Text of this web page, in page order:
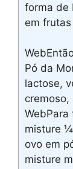
forma de
em frutas
Pó da
lactose,
cremoso,
misture
ovo em
misture